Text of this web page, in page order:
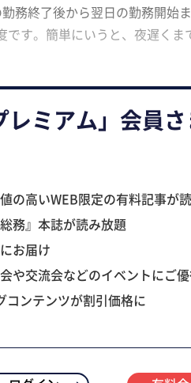
務終了後から翌日の勤務開始
す。簡単にいうと、夜遅く
ミアム」会員
の高いWEB限定の有料記事が
務』本誌が読み放題
お届け
や交流会などのイベントにご
コンテンツが割引価格に